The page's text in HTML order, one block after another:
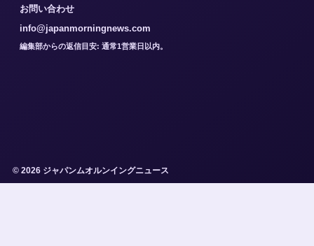
お問い合わせ
info@japanmorningnews.com
編集部からの返信目安: 通常1営業日以内。
© 2026 ジャパンムオルンイングニュース